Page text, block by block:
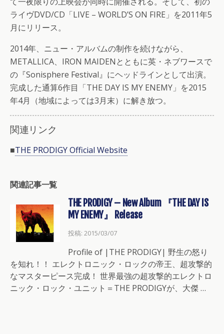
ライヴDVD/CD「LIVE – WORLD’S ON FIRE」を2011年5
月にリリース。
2014年、ニュー・アルバムの制作を続けながら、
METALLICA、IRON MAIDENとともに英・ネブワースで
の『Sonisphere Festival』にヘッドラインとして出演。
完成した通算6作目「THE DAY IS MY ENEMY」を2015
年4月（地域によっては3月末）に解き放つ。
関連リンク
■THE PRODIGY Official Website
関連記事一覧
THE PRODIGY – New Album 『THE DAY IS
MY ENEMY』 Release
投稿: 2015/03/07
Profile of |THE PRODIGY| 野生の怒り
を知れ！！ エレクトロニック・ロックの帝王、超攻撃的
なマスターピース完成！ 世界最強の超攻撃的エレクトロ
ニック・ロック・ユニット＝THE PRODIGYが、大傑 …